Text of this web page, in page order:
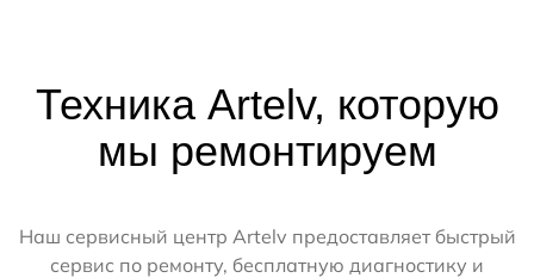
Техника Artelv, которую
мы ремонтируем
Наш сервисный центр Artelv предоставляет быстрый
сервис по ремонту, бесплатную диагностику и